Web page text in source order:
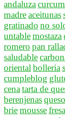
andaluza
madreaceitunas
gratinado no
untablemostaza
romero pan
saludable
oriental bolleria
cumpleblog
cena tarta de
berenjenas
briemousse